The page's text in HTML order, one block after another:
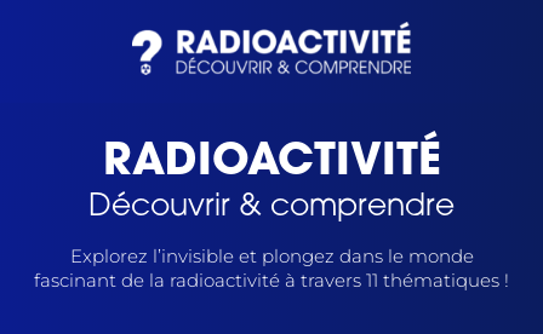
RADIOACTIVITÉ
Découvrir & comprendre
Explorez l’invisible et plongez dans le monde
fascinant de la radioactivité à travers 11 thématiques !